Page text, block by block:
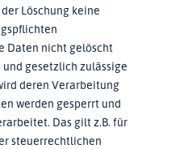
Löschung keine
Daten nicht gelöscht
gesetzlich zulässige
deren Verarbeitung
werden gesperrt und
Das gilt z.B. für
steuerrechtlichen